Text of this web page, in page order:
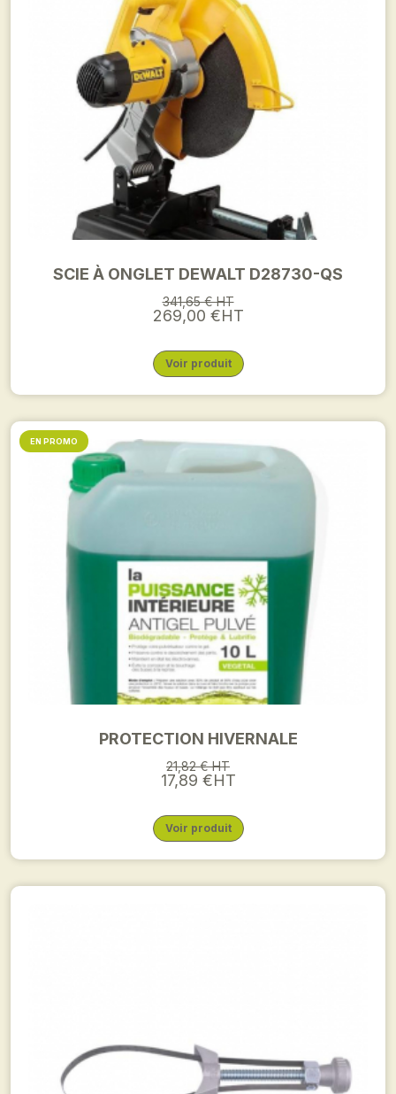
SCIE À ONGLET DEWALT D28730-QS
341,65 € HT
269,00 €HT
Voir produit
PROTECTION HIVERNALE
21,82 € HT
17,89 €HT
Voir produit
EN PROMO